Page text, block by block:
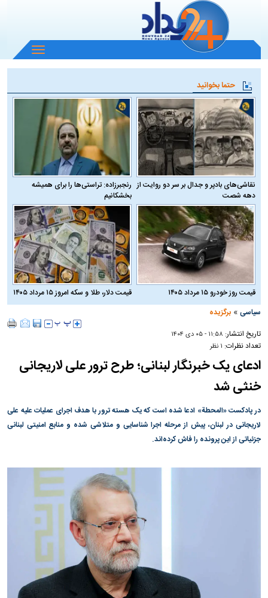
باز
و
منو
حتما بخوانید
نقاشی‌های بادپر و جدال بر سر دو روایت از
دهه شصت
رنجبرزاده: تراستی‌ها را برای همیشه
بخشکانیم
قیمت روز خودرو ۱۵ مرداد ۱۴۰۵
قیمت دلار، طلا و سکه امروز ۱۵ مرداد ۱۴۰۵
سیاسی »برگزیده
تاریخ انتشار: ۱۱:۵۸ - ۰۵ دی ۱۴۰۴
تعداد نظرات: ۱ نظر
ادعای یک خبرنگار لبنانی؛ طرح ترور علی لاریجانی
خنثی شد
در پادکست «المحطة» ادعا شده است که یک هسته ترور با هدف اجرای عملیات علیه علی
لاریجانی در لبنان، پیش از مرحله اجرا شناسایی و متلاشی شده و منابع امنیتی لبنانی
جزئیاتی از این پرونده را فاش کرده‌اند.